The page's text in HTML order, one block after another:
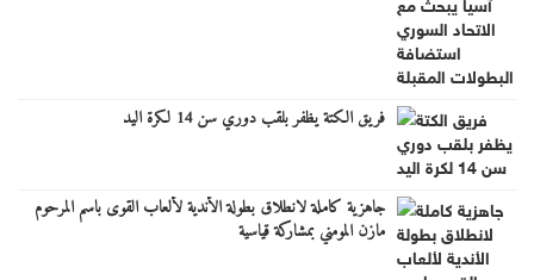
فريق الكتة يظفر بلقب دوري سن 14 لكرة اليد
جاهزية كاملة لانطلاق بطولة الأندية لألعاب القوى باسم المرحوم
مازن المومني بمشاركة قياسية